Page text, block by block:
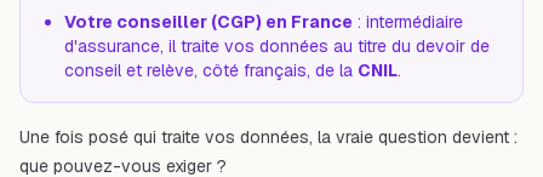
Votre conseiller (CGP) en France : intermédiaire
d'assurance, il traite vos données au titre du devoir de
conseil et relève, côté français, de la CNIL.
Une fois posé qui traite vos données, la vraie question devient :
que pouvez-vous exiger ?